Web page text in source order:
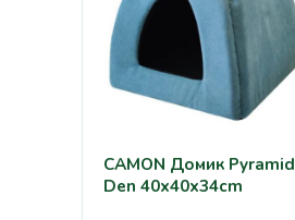
CAMON Домик Pyramid
Den 40x40x34cm